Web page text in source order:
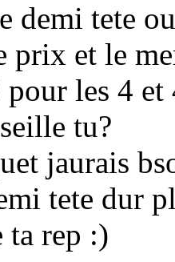
demi tete
prix et le
pour les 4
tu?
jaurais
tete dur
ta rep :)